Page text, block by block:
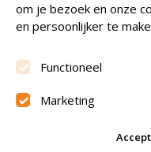
om je bezoek en onze
en persoonlijker te
Functioneel
Marketing